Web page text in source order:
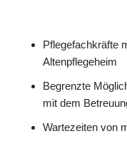
Pflegefachkräfte
Altenpflegeheim
Begrenzte
mit dem
Wartezeiten von